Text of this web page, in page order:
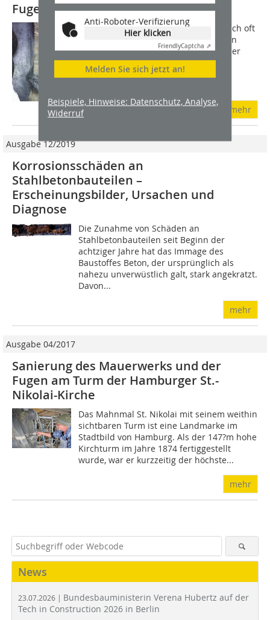
Anti-Roboter-Verifizierung
Hier klicken
FriendlyCaptcha ⇗
Melden Sie sich jetzt an!
Beispiele, Hinweise: Datenschutz, Analyse,
Widerruf
Fugenanschluss mit Bleiwolle
Große Handwerkskunst entscheidet sich oft
im Kleinen. Schmale Mauerwerksfugen
stellen eine Herausforderung für Planer
und Handwerker dar. Alle Nahstellen
müssen dauerhaft vor
mehr
Ausgabe 12/2019
Korrosionsschäden an
Stahlbetonbauteilen –
Erscheinungsbilder, Ursachen und
Diagnose
Die Zunahme von Schäden an
Stahlbetonbauteilen seit Beginn der
achtziger Jahre hat das Immage des
Baustoffes Beton, der ursprünglich als
nahezu unverwüstlich galt, stark angekratzt.
Davon...
mehr
Ausgabe 04/2017
Sanierung des Mauerwerks und der
Fugen am Turm der Hamburger St.-
Nikolai-Kirche
Das Mahnmal St. Nikolai mit seinem weithin
sichtbaren Turm ist eine Landmarke im
Stadtbild von Hamburg. Als der 147?m hohe
Kirchturm im Jahre 1874 fertiggestellt
wurde, war er kurzzeitig der höchste...
mehr
News
23.07.2026 | Bundesbauministerin Verena Hubertz auf der
Tech in Construction 2026 in Berlin